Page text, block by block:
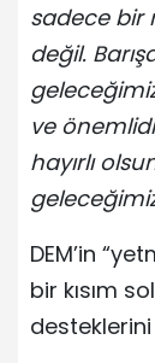
sadece bir
değil.
ve
hayırlı
DEM’in
bir kısım